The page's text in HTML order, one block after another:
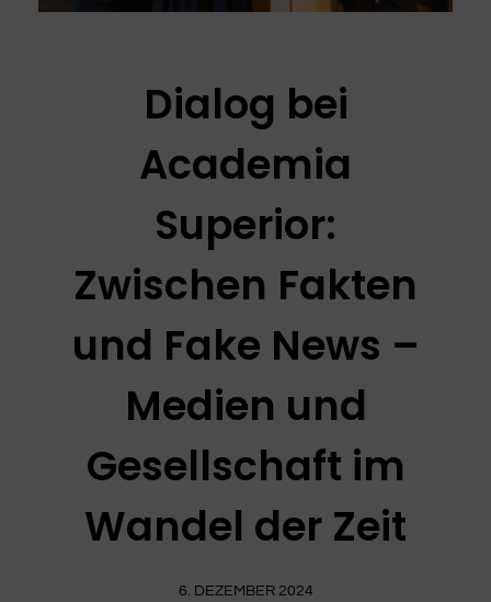
Dialog bei
Academia
Superior:
Zwischen Fakten
und Fake News –
Medien und
Gesellschaft im
Wandel der Zeit
6. DEZEMBER 2024